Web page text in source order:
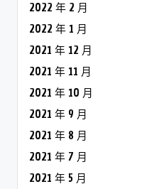
2022 年 2 月
2022 年 1 月
2021 年 12 月
2021 年 11 月
2021 年 10 月
2021 年 9 月
2021 年 8 月
2021 年 7 月
2021 年 5 月